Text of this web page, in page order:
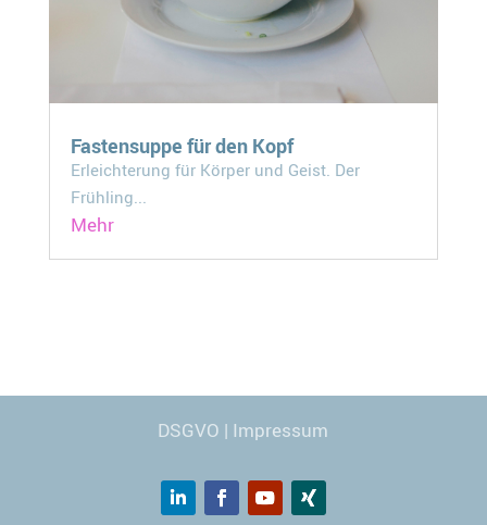
Fastensuppe für den Kopf
Erleichterung für Körper und Geist. Der
Frühling...
Mehr
DSGVO | Impressum